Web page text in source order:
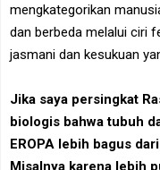
mengkategorikan
dan berbeda melalui ciri
jasmani dan kesukuan
Jika saya persingkat
biologis bahwa tubuh
EROPA lebih bagus
Misalnya karena lebih